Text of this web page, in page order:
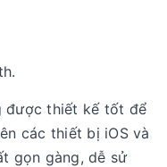
được thiết kế tốt để
các thiết bị iOS và
gọn gàng, dễ sử